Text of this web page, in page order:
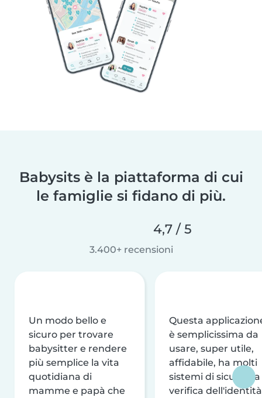
Babysits è la piattaforma di cui
le famiglie si fidano di più.
4,7 / 5
3.400+ recensioni
Un modo bello e
sicuro per trovare
babysitter e rendere
più semplice la vita
quotidiana di
mamme e papà che
Questa
è semplicissima da
usare, super utile,
affidabile, ha molti
sistemi di sicurezza
verifica dell'identità